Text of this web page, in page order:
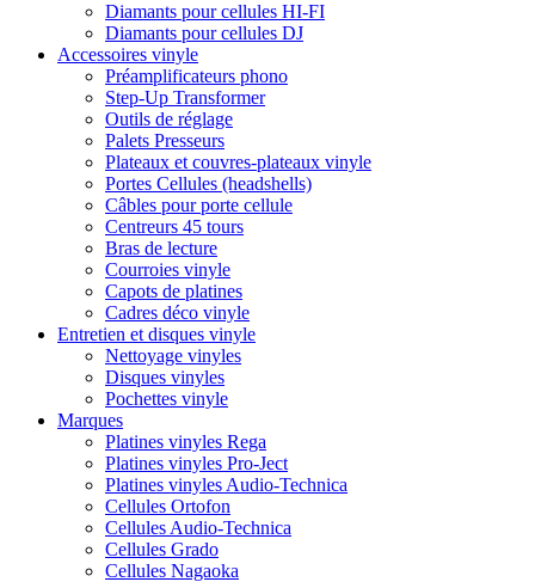
Diamants pour cellules HI-FI
Diamants pour cellules DJ
Accessoires vinyle
Préamplificateurs phono
Step-Up Transformer
Outils de réglage
Palets Presseurs
Plateaux et couvres-plateaux vinyle
Portes Cellules (headshells)
Câbles pour porte cellule
Centreurs 45 tours
Bras de lecture
Courroies vinyle
Capots de platines
Cadres déco vinyle
Entretien et disques vinyle
Nettoyage vinyles
Disques vinyles
Pochettes vinyle
Marques
Platines vinyles Rega
Platines vinyles Pro-Ject
Platines vinyles Audio-Technica
Cellules Ortofon
Cellules Audio-Technica
Cellules Grado
Cellules Nagaoka